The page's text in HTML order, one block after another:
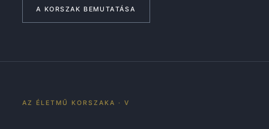
A KORSZAK BEMUTATÁSA
AZ ÉLETMŰ KORSZAKA · V